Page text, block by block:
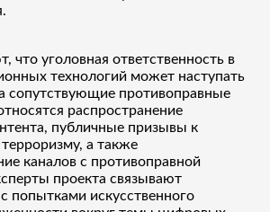
что уголовная ответственность в
технологий может наступать
сопутствующие противоправные
распространение
публичные призывы к
а также
каналов с противоправной
проекта связывают
попытками искусственного